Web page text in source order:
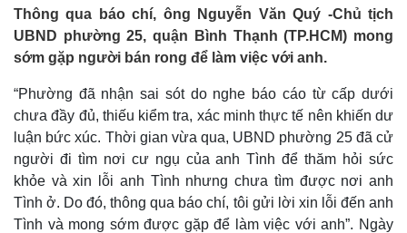
Việc làm
Biển đảo
Thông qua báo chí, ông Nguyễn Văn Quý -Chủ tịch
UBND phường 25, quận Bình Thạnh (TP.HCM) mong
sớm gặp người bán rong để làm việc với anh.
“Phường đã nhận sai sót do nghe báo cáo từ cấp dưới
chưa đầy đủ, thiếu kiểm tra, xác minh thực tế nên khiến dư
luận bức xúc. Thời gian vừa qua, UBND phường 25 đã cử
người đi tìm nơi cư ngụ của anh Tình để thăm hỏi sức
khỏe và xin lỗi anh Tình nhưng chưa tìm được nơi anh
Tình ở. Do đó, thông qua báo chí, tôi gửi lời xin lỗi đến anh
Tình và mong sớm được gặp để làm việc với anh”. Ngày